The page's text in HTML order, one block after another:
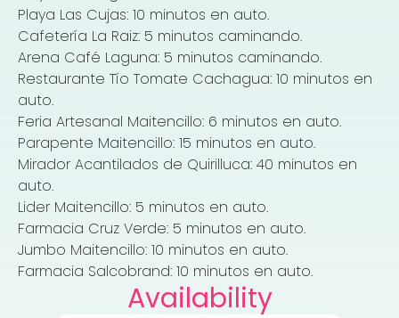
Playa Las Cujas: 10 minutos en auto.
Cafetería La Raiz: 5 minutos caminando.
Arena Café Laguna: 5 minutos caminando.
Restaurante Tío Tomate Cachagua: 10 minutos en
auto.
Feria Artesanal Maitencillo: 6 minutos en auto.
Parapente Maitencillo: 15 minutos en auto.
Mirador Acantilados de Quirilluca: 40 minutos en
auto.
Lider Maitencillo: 5 minutos en auto.
Farmacia Cruz Verde: 5 minutos en auto.
Jumbo Maitencillo: 10 minutos en auto.
Farmacia Salcobrand: 10 minutos en auto.
Availability